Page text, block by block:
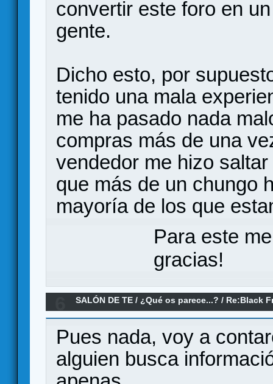
convertir este foro en
gente.
Dicho esto, por
tenido una mala
me ha pasado nada
compras más de una
vendedor me hizo
que más de un chungo
mayoría de los que
Para este
gracias!
SALÓN DE TE / ¿Qué os parece...? / Re:Black
Pues nada, voy a
alguien busca